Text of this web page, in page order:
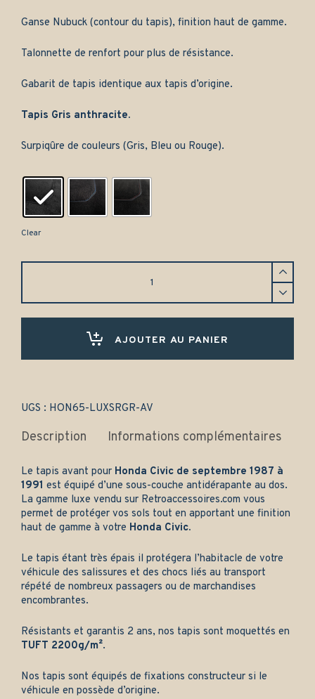
Ganse Nubuck (contour du tapis), finition haut de gamme.
Talonnette de renfort pour plus de résistance.
Gabarit de tapis identique aux tapis d’origine.
Tapis Gris anthracite.
Surpiqûre de couleurs (Gris, Bleu ou Rouge).
Clear
quantity
AJOUTER AU PANIER
UGS : HON65-LUXSRGR-AV
Description Informations complémentaires
Le tapis avant pour Honda Civic de septembre 1987 à
1991 est équipé d’une sous-couche antidérapante au dos.
La gamme luxe vendu sur Retroaccessoires.com vous
permet de protéger vos sols tout en apportant une finition
haut de gamme à votre Honda Civic.
Le tapis étant très épais il protégera l’habitacle de votre
véhicule des salissures et des chocs liés au transport
répété de nombreux passagers ou de marchandises
encombrantes.
Résistants et garantis 2 ans, nos tapis sont moquettés en
TUFT 2200g/m².
Nos tapis sont équipés de fixations constructeur si le
véhicule en possède d’origine.